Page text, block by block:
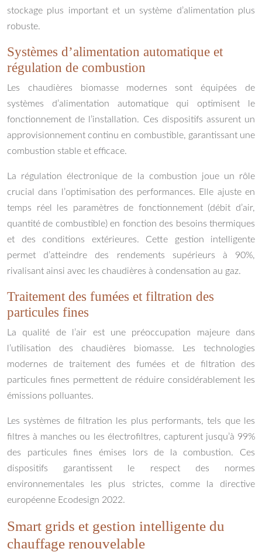
stockage plus important et un système d’alimentation plus
robuste.
Systèmes d’alimentation automatique et
régulation de combustion
Les chaudières biomasse modernes sont équipées de
systèmes d’alimentation automatique qui optimisent le
fonctionnement de l’installation. Ces dispositifs assurent un
approvisionnement continu en combustible, garantissant une
combustion stable et efficace.
La régulation électronique de la combustion joue un rôle
crucial dans l’optimisation des performances. Elle ajuste en
temps réel les paramètres de fonctionnement (débit d’air,
quantité de combustible) en fonction des besoins thermiques
et des conditions extérieures. Cette gestion intelligente
permet d’atteindre des rendements supérieurs à 90%,
rivalisant ainsi avec les chaudières à condensation au gaz.
Traitement des fumées et filtration des
particules fines
La qualité de l’air est une préoccupation majeure dans
l’utilisation des chaudières biomasse. Les technologies
modernes de traitement des fumées et de filtration des
particules fines permettent de réduire considérablement les
émissions polluantes.
Les systèmes de filtration les plus performants, tels que les
filtres à manches ou les électrofiltres, capturent jusqu’à 99%
des particules fines émises lors de la combustion. Ces
dispositifs garantissent le respect des normes
environnementales les plus strictes, comme la directive
européenne Ecodesign 2022.
Smart grids et gestion intelligente du
chauffage renouvelable